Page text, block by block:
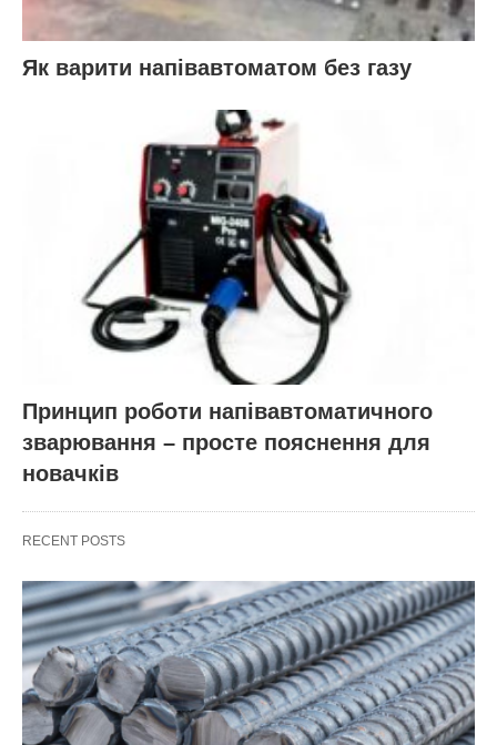
Як варити напівавтоматом без газу
Принцип роботи напівавтоматичного
зварювання – просте пояснення для
новачків
RECENT POSTS